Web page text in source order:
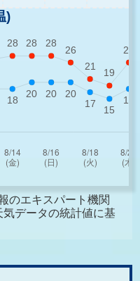
)
のエキスパート機関
データの統計値に基